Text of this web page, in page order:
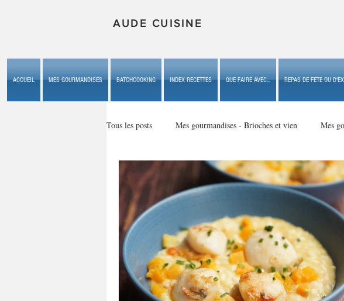
AUDE CUISINE
ACCUEIL MES GOURMANDISES BATCHCOOKING INDEX RECETTES QUE FAIRE AVEC... REPAS DE FETE OU
Tous les posts Mes gourmandises - Brioches et vien Mes
Mes gourmandises - les gâteaux du b Mes gourmandises -
Mes gourmandises - plaisirs d'enfan Accompagnements
A tartiner Aux flocons d'avoine au Fromage